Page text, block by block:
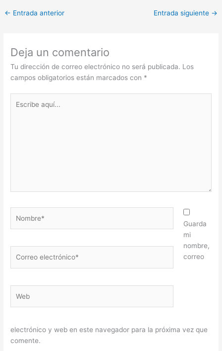
← Entrada anterior Entrada siguiente →
Deja un comentario
Tu dirección de correo electrónico no será publicada. Los
campos obligatorios están marcados con *
aquí...
electrónico*
Guarda
mi
nombre,
correo
electrónico y web en este navegador para la próxima vez que
comente.